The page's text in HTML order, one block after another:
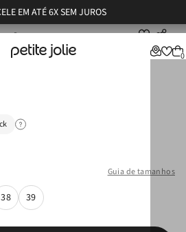
EM ATÉ 6X SEM JUROS
0
Bota Petite Jolie Lobe II Preto PJ6649
II Preto PJ6649
Guia de tamanhos
38 39